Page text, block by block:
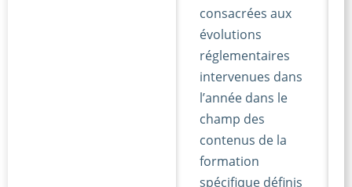
consacrées aux
évolutions
réglementaires
intervenues dans
l’année dans le
champ des
contenus de la
formation
spécifique définis